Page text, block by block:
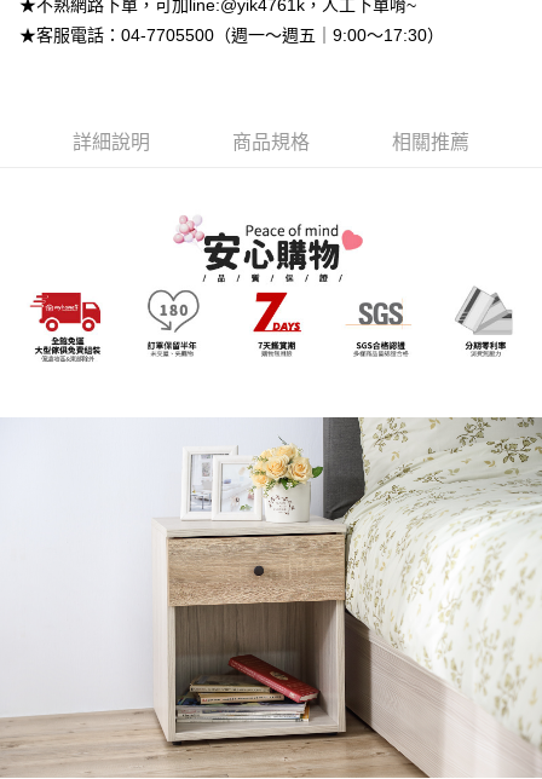
法說明評估內容。
【繳款方式說明】
買賣價金債權讓與本公司後，依約使用本公司帳單繳交帳款。
2.基於同意付款使用「大哥付你分期」之契約關係目的，商店將以您的個人
資料（包含姓名、電話或地址）提供予台灣大哥大進項蒐集、處理及利用，
由本公司與您本人進行分期帳單所需資料之確認、核對及更正。
3.完整用戶服務條款，請詳閱以下連結：
https://oppay.tw/userRule
２．訂單成立數日內，您將收到繳費通知簡訊。
３．收到繳費通知簡訊後14天內，點擊此簡訊中的連結，可透過四大超商／
購買商品的店家。未經商家同意取消之訂單仍視為有效，需透過AFTEE先享
※ 交易是否成功請以「AFTEE先享後付 」之結帳頁面顯示為準，若有關於
是否繳費成功／繳費後需取消欲退款等相關疑問，請聯繫「AFTEE先享後付
客戶支援中心」
https://netprotections.freshdesk.com/support/home
【注意事項】
２．關於個人資料處理事宜，請瀏覽以下網址：
https://aftee.tw/terms/#terms3
３．未成年的使用者請事先徵得法定代理人或監護人之同意方可使用
「AFTEE先享後付」，若未經同意申辦者引起之損失，本公司不負相關責
４．使用「AFTEE先享後付」時，將依據個別帳號之用戶狀況，依本公司即
時審查核予不同之上限額度；若仍有額度不足之情形，本公司將視審查結果
請求用戶進行身份認證。
５．嚴禁一人註冊多個帳號或使用他人資訊註冊。若發現惡意使用之情形，
恩沛科技股份有限公司將有權停止該用戶之使用額度並採取法律行動。
➤一般商品『宅配寄送』：1.車趟為週一至六 2.無組裝，只送至一
★不熟網路下單，可加line:@yik4761k，人工下單唷~
★客服電話：04-7705500（週一～週五｜9:00～17:30）
詳細說明 商品規格 相關推薦